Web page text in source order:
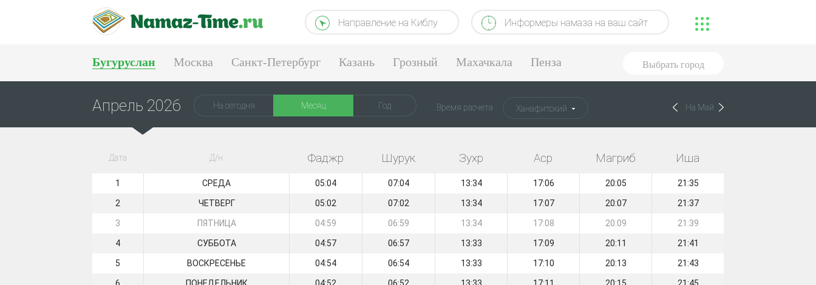
Информеры намаза на ваш сайт
Направление на Киблу
Бугуруслан Москва Санкт-Петербург Казань Грозный Махачкала Пенза Выбрать город
Апрель 2026 На сегодня Месяц Год Время расчета Ханафитский На Май
Дата Д/н Фаджр Шурук Зухр Аср Магриб Иша
1 СРЕДА 05:04 07:04 13:34 17:06 20:05 21:35
2 ЧЕТВЕРГ 05:02 07:02 13:34 17:07 20:07 21:37
3 ПЯТНИЦА 04:59 06:59 13:34 17:08 20:09 21:39
4 СУББОТА 04:57 06:57 13:33 17:09 20:11 21:41
5 ВОСКРЕСЕНЬЕ 04:54 06:54 13:33 17:10 20:13 21:43